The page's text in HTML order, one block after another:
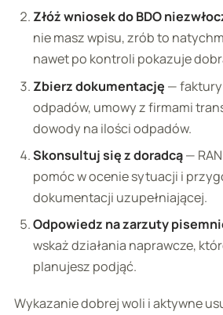
Złóż wniosek do BDO
nie masz wpisu, zrób to
nawet po kontroli pokazuje
Zbierz dokumentację —
odpadów, umowy z firmami
dowody na ilości odpadów.
Skonsultuj się z doradcą—
pomóc w ocenie sytuacji i
dokumentacji uzupełniającej.
Odpowiedz na zarzuty
wskaż działania naprawcze,
planujesz podjąć.
Wykazanie dobrej woli i aktywne